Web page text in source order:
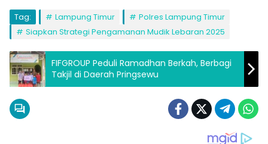
Tag: Lampung Timur
Polres Lampung Timur
Siapkan Strategi Pengamanan Mudik Lebaran 2025
FIFGROUP Peduli Ramadhan Berkah, Berbagi
Takjil di Daerah Pringsewu